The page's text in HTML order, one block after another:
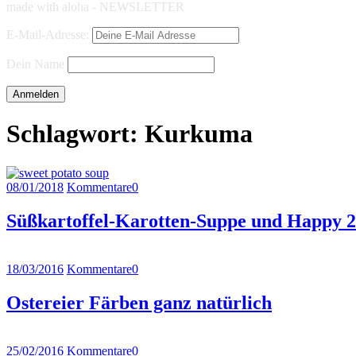
made with aloha - NEWSLETTER
E-Mail-Adresse:
Dein Name
Schlagwort: Kurkuma
08/01/2018 Kommentare0
Süßkartoffel-Karotten-Suppe und Happy
18/03/2016 Kommentare0
Ostereier Färben ganz natürlich
25/02/2016 Kommentare0